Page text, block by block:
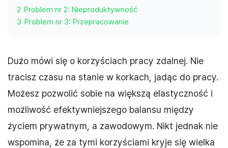
2 Problem nr 2: Nieproduktywność
3 Problem nr 3: Przepracowanie
Dużo mówi się o korzyściach pracy zdalnej. Nie
tracisz czasu na stanie w korkach, jadąc do pracy.
Możesz pozwolić sobie na większą elastyczność i
możliwość efektywniejszego balansu między
życiem prywatnym, a zawodowym. Nikt jednak nie
wspomina, że za tymi korzyściami kryje się wielka